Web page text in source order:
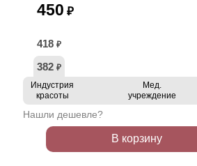
450 ₽
418 ₽
382 ₽
Индустрия
красоты
Мед.
учреждение
Нашли дешевле?
В корзину